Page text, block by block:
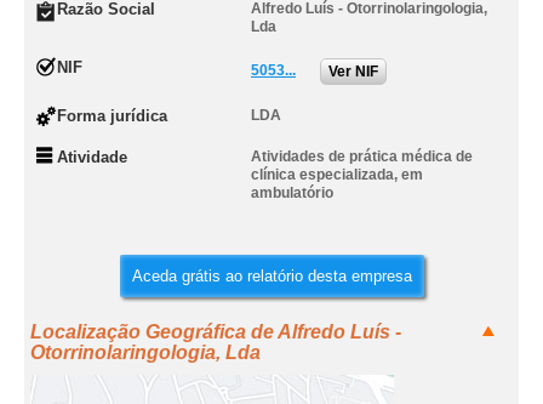
Razão Social
Alfredo Luís - Otorrinolaringologia,
Lda
NIF 5053... Ver NIF
Forma jurídica LDA
Atividade
Atividades de prática médica de
clínica especializada, em
ambulatório
Aceda grátis ao relatório desta empresa
Localização Geográfica de Alfredo Luís -
Otorrinolaringologia, Lda